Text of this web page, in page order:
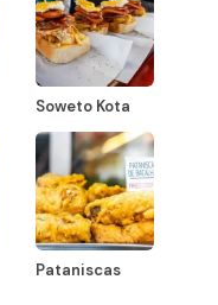
Soweto Kota
Pataniscas